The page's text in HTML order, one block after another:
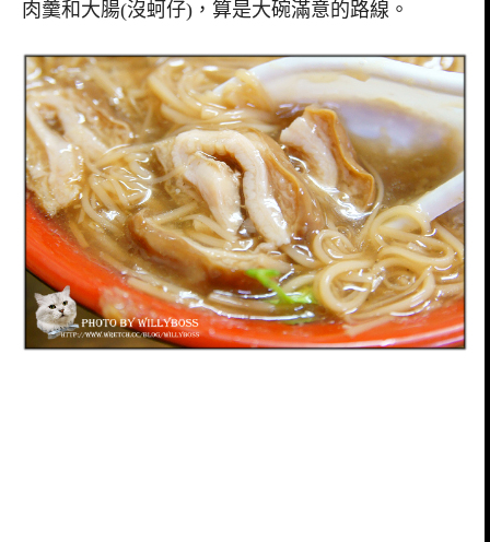
肉羹和大腸(沒蚵仔)，算是大碗滿意的路線。